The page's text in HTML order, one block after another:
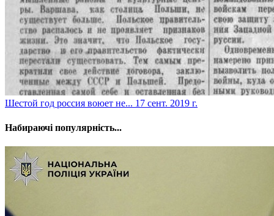
​Шестой год россия воюет не... 17 сент. 2019 г.
Набираючі популярність...